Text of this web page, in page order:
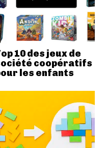
10 des jeux de
coopératifs
les enfants